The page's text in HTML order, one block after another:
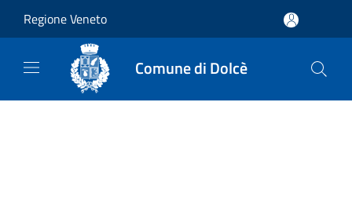
Regione Veneto
Comune di Dolcè